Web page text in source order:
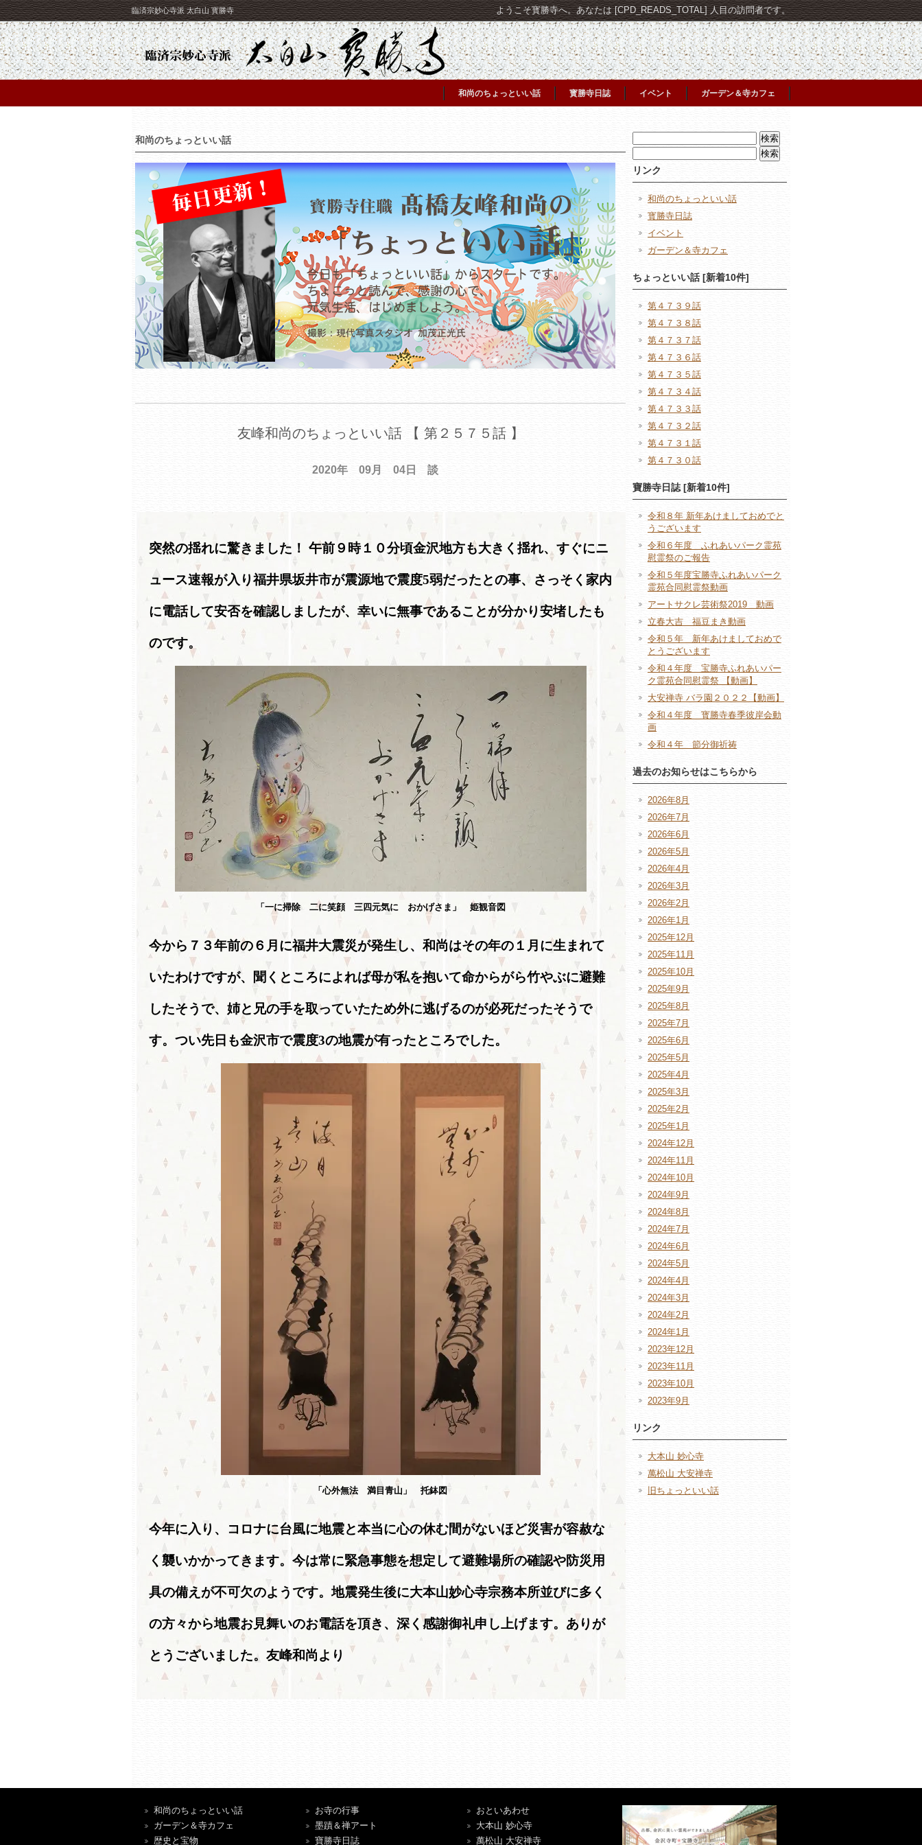
臨済宗妙心寺派 太白山 寳勝寺 ようこそ寳勝寺へ。あなたは [CPD_READS_TOTAL] 人目の訪問者です。
和尚のちょっといい話 寳勝寺日誌 イベント ガーデン＆寺カフェ
和尚のちょっといい話
友峰和尚のちょっといい話 【 第２５７５話 】
2020年 09月 04日 談
突然の揺れに驚きました！ 午前９時１０分頃金沢地方も大きく揺れ、すぐにニ
ュース速報が入り福井県坂井市が震源地で震度5弱だったとの事、さっそく家内
に電話して安否を確認しましたが、幸いに無事であることが分かり安堵したも
のです。
「一に掃除 二に笑顔 三四元気に おかげさま」 姫観音図
今から７３年前の６月に福井大震災が発生し、和尚はその年の１月に生まれて
いたわけですが、聞くところによれば母が私を抱いて命からがら竹やぶに避難
したそうで、姉と兄の手を取っていたため外に逃げるのが必死だったそうで
す。つい先日も金沢市で震度3の地震が有ったところでした。
「心外無法 満目青山」 托鉢図
今年に入り、コロナに台風に地震と本当に心の休む間がないほど災害が容赦な
く襲いかかってきます。今は常に緊急事態を想定して避難場所の確認や防災用
具の備えが不可欠のようです。地震発生後に大本山妙心寺宗務本所並びに多く
の方々から地震お見舞いのお電話を頂き、深く感謝御礼申し上げます。ありが
とうございました。友峰和尚より
索:
索:
リンク
和尚のちょっといい話
寳勝寺日誌
イベント
ガーデン＆寺カフェ
ちょっといい話 [新着10件]
第４７３９話
第４７３８話
第４７３７話
第４７３６話
第４７３５話
第４７３４話
第４７３３話
第４７３２話
第４７３１話
第４７３０話
寶勝寺日誌 [新着10件]
令和８年 新年あけましておめでと
うございます
令和６年度 ふれあいパーク霊苑
慰霊祭のご報告
令和５年度宝勝寺ふれあいパーク
霊苑合同慰霊祭動画
アートサクレ芸術祭2019 動画
立春大吉 福豆まき動画
令和５年 新年あけましておめで
とうございます
令和４年度 宝勝寺ふれあいパー
ク霊苑合同慰霊祭 【動画】
大安禅寺 バラ園２０２２【動画】
令和４年度 寳勝寺春季彼岸会動
画
令和４年 節分御祈祷
過去のお知らせはこちらから
2026年8月
2026年7月
2026年6月
2026年5月
2026年4月
2026年3月
2026年2月
2026年1月
2025年12月
2025年11月
2025年10月
2025年9月
2025年8月
2025年7月
2025年6月
2025年5月
2025年4月
2025年3月
2025年2月
2025年1月
2024年12月
2024年11月
2024年10月
2024年9月
2024年8月
2024年7月
2024年6月
2024年5月
2024年4月
2024年3月
2024年2月
2024年1月
2023年12月
2023年11月
2023年10月
2023年9月
リンク
大本山 妙心寺
萬松山 大安禅寺
旧ちょっといい話
和尚のちょっといい話
ガーデン＆寺カフェ
歴史と宝物
お寺の行事
墨蹟＆禅アート
寶勝寺日誌
おといあわせ
大本山 妙心寺
萬松山 大安禅寺